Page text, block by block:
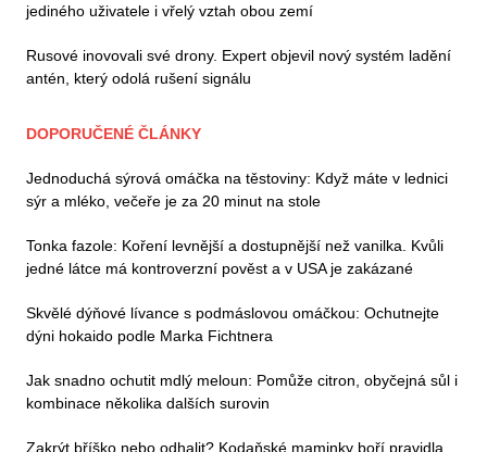
jediného uživatele i vřelý vztah obou zemí
Rusové inovovali své drony. Expert objevil nový systém ladění
antén, který odolá rušení signálu
DOPORUČENÉ ČLÁNKY
Jednoduchá sýrová omáčka na těstoviny: Když máte v lednici
sýr a mléko, večeře je za 20 minut na stole
Tonka fazole: Koření levnější a dostupnější než vanilka. Kvůli
jedné látce má kontroverzní pověst a v USA je zakázané
Skvělé dýňové lívance s podmáslovou omáčkou: Ochutnejte
dýni hokaido podle Marka Fichtnera
Jak snadno ochutit mdlý meloun: Pomůže citron, obyčejná sůl i
kombinace několika dalších surovin
Zakrýt bříško nebo odhalit? Kodaňské maminky boří pravidla